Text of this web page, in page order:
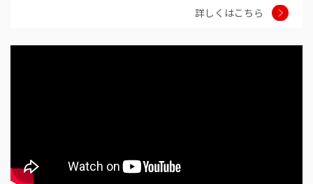
詳しくはこちら